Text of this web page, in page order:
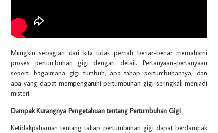
Mungkin sebagian dari kita tidak pernah benar-benar memahami
proses pertumbuhan gigi dengan detail. Pertanyaan-pertanyaan
seperti bagaimana gigi tumbuh, apa tahap pertumbuhannya, dan
apa yang dapat mempengaruhi pertumbuhan gigi seringkali menjadi
misteri.
Dampak Kurangnya Pengetahuan tentang Pertumbuhan Gigi
Ketidakpahaman tentang tahap pertumbuhan gigi dapat berdampak